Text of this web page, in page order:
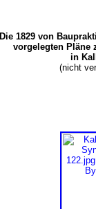
Die 1829 von
vorgelegten Pläne
in
(nicht